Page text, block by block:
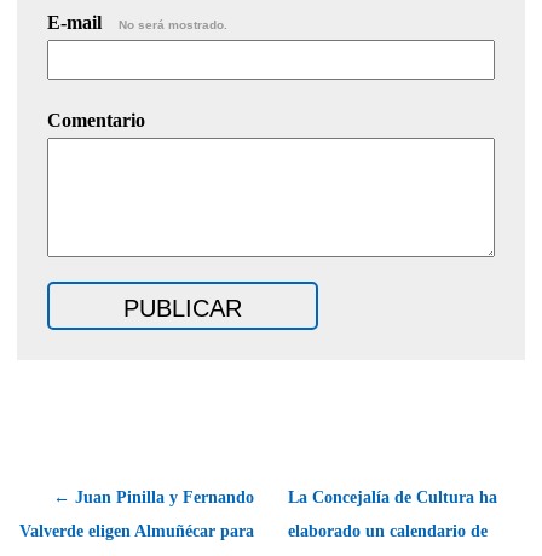
E-mail No será mostrado.
Comentario
← Juan Pinilla y Fernando
Valverde eligen Almuñécar para
La Concejalía de Cultura ha
elaborado un calendario de